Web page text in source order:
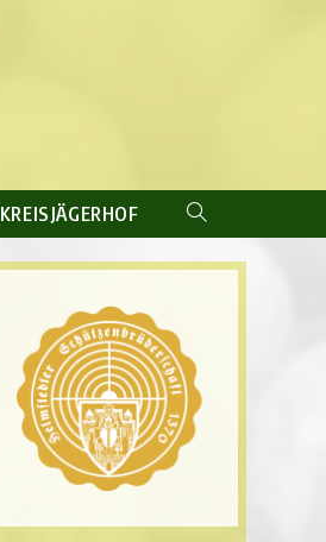
KREISJÄGERHOF WEBSITE-
SUCHE